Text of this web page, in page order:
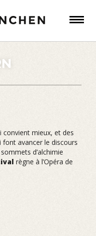
convient mieux, et des
font avancer le discours
d’alchimie
règne à l’Opéra de